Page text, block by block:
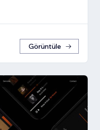
Görüntüle